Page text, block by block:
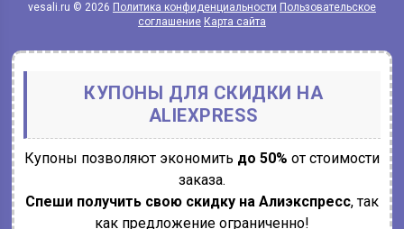
vesali.ru © 2026 Политика конфиденциальности Пользовательское
соглашение Карта сайта
КУПОНЫ ДЛЯ СКИДКИ НА
ALIEXPRESS
Купоны позволяют экономить до 50% от стоимости
заказа.
Спеши получить свою скидку на Алиэкспресс, так
как предложение ограниченно!